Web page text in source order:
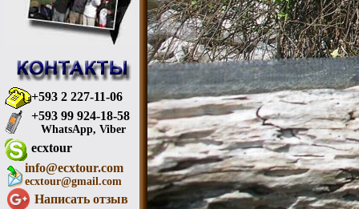
+593 2 227-11-06
+593 99 924-18-58
WhatsApp, Viber
ecxtour
info@ecxtour.com
ecxtour@gmail.com
Написать отзыв